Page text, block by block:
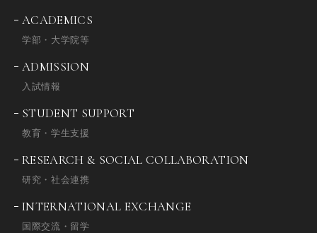
ACADEMICS
学部・大学院等
ADMISSION
入試情報
STUDENT SUPPORT
教育・学生支援
RESEARCH & SOCIAL COLLABORATION
研究・社会連携
INTERNATIONAL EXCHANGE
国際交流・留学